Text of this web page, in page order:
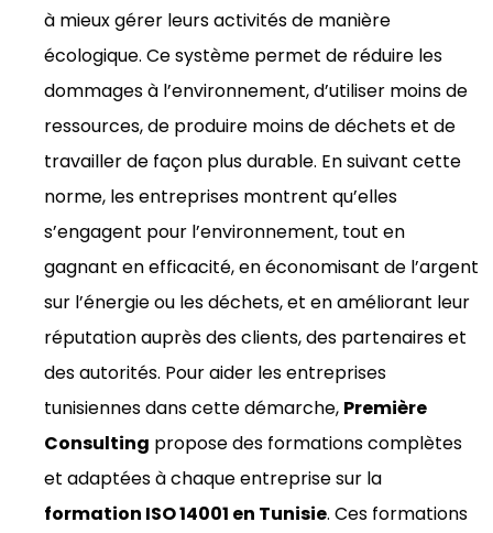
à mieux gérer leurs activités de manière
écologique. Ce système permet de réduire les
dommages à l’environnement, d’utiliser moins de
ressources, de produire moins de déchets et de
travailler de façon plus durable. En suivant cette
norme, les entreprises montrent qu’elles
s’engagent pour l’environnement, tout en
gagnant en efficacité, en économisant de l’argent
sur l’énergie ou les déchets, et en améliorant leur
réputation auprès des clients, des partenaires et
des autorités. Pour aider les entreprises
tunisiennes dans cette démarche, Première
Consulting propose des formations complètes
et adaptées à chaque entreprise sur la
formation ISO 14001 en Tunisie. Ces formations